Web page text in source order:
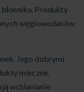
Produkty
węglowodanów
Jego dobrymi
mleczne.
wchłanianie